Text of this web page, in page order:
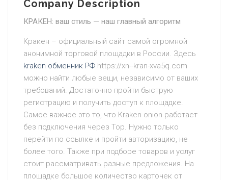
Company Description
КРАКЕН: ваш стиль — наш главный алгоритм
Кракен – официальный сайт самой огромной
анонимной торговой площадки в России. Здесь
kraken обменник РФ https://xn--kran-xva5q.com
можно найти любые вещи, независимо от ваших
требований. Достаточно пройти быструю
регистрацию и получить доступ к площадке.
Самое важное это то, что Kraken onion работает
без подключения через Тор. Нужно только
перейти по ссылке и пройти авторизацию, не
более того. Также при подборе товаров и услуг
стоит рассматривать разные предложения. На
площадке большое количество карточек от